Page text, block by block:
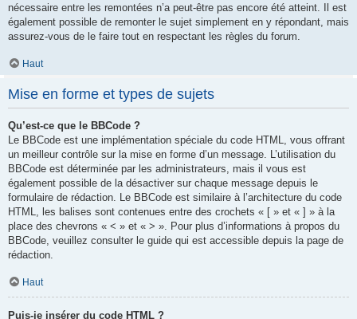
nécessaire entre les remontées n’a peut-être pas encore été atteint. Il est
également possible de remonter le sujet simplement en y répondant, mais
assurez-vous de le faire tout en respectant les règles du forum.
Haut
Mise en forme et types de sujets
Qu’est-ce que le BBCode ?
Le BBCode est une implémentation spéciale du code HTML, vous offrant
un meilleur contrôle sur la mise en forme d’un message. L’utilisation du
BBCode est déterminée par les administrateurs, mais il vous est
également possible de la désactiver sur chaque message depuis le
formulaire de rédaction. Le BBCode est similaire à l’architecture du code
HTML, les balises sont contenues entre des crochets « [ » et « ] » à la
place des chevrons « < » et « > ». Pour plus d’informations à propos du
BBCode, veuillez consulter le guide qui est accessible depuis la page de
rédaction.
Haut
Puis-je insérer du code HTML ?